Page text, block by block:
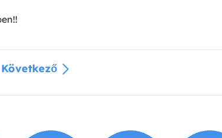
Következő